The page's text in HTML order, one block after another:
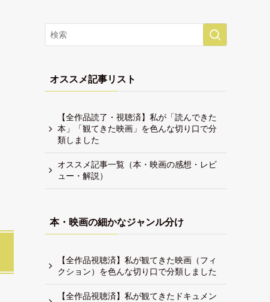
オススメ記事リスト
【全作品読了・視聴済】私が「読んできた
本」「観てきた映画」を色んな切り口で分
類しました
オススメ記事一覧（本・映画の感想・レビ
ュー・解説）
本・映画の細かなジャンル分け
【全作品視聴済】私が観てきた映画（フィ
クション）を色んな切り口で分類しました
【全作品視聴済】私が観てきたドキュメン